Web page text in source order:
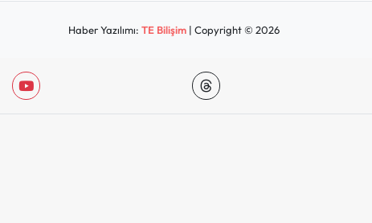
Haber Yazılımı:TE Bilişim | Copyright © 2026